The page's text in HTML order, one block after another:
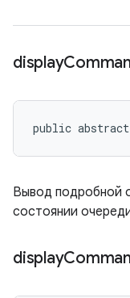
display
public abstract
Вывод подробной
состоянии
display